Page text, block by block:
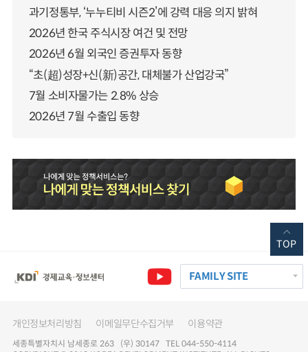
과기정통부, ‘누누티비 시즌2’에 강력 대응 의지 밝혀
2026년 한국 주식시장 여건 및 전망
2026년 6월 외국인 증권투자 동향
“초(超)성장+신(新)공간, 대체불가 산업강국”
7월 소비자물가는 2.8% 상승
2026년 7월 수출입 동향
FAMILY SITE
개인정보처리방침 이메일무단수집거부 이용약관
세종특별자치시 남세종로 263 (우) 30147 TEL 044-550-4114
TOP